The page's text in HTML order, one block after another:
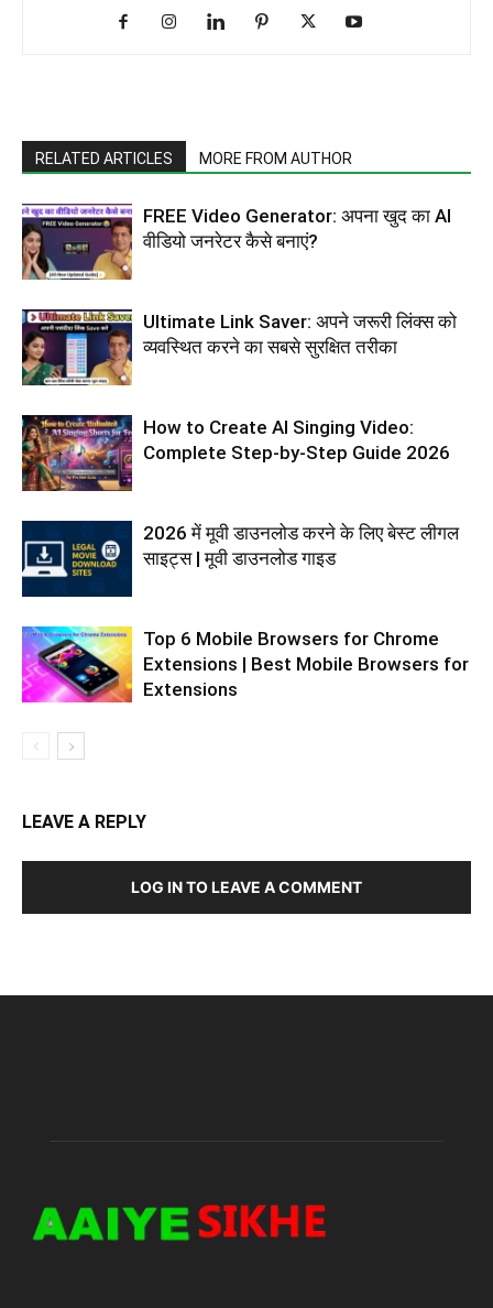
RELATED ARTICLES MORE FROM AUTHOR
FREE Video Generator: अपना खुद का AI
वीडियो जनरेटर कैसे बनाएं?
Ultimate Link Saver: अपने जरूरी लिंक्स को
व्यवस्थित करने का सबसे सुरक्षित तरीका
How to Create AI Singing Video:
Complete Step-by-Step Guide 2026
2026 में मूवी डाउनलोड करने के लिए बेस्ट लीगल
साइट्स | मूवी डाउनलोड गाइड
Top 6 Mobile Browsers for Chrome
Extensions | Best Mobile Browsers for
Extensions
LEAVE A REPLY
LOG IN TO LEAVE A COMMENT